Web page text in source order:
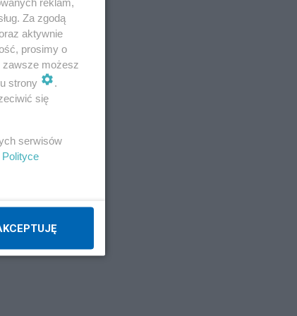
Za zgodą
aktywnie
prosimy o
zawsze możesz
strony
.
się
serwisów
Polityce